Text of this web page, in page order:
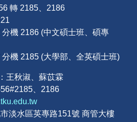
轉 2185、2186
機 2186 (中文碩士班、碩專
機 2185 (大學部、全英碩士班)
王秋淑、蘇苡霖
、2186
淡水區英專路151號 商管大樓